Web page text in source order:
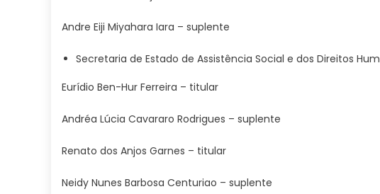
Andre Eiji Miyahara Iara – suplente
Secretaria de Estado de Assistência Social e dos Direitos
Eurídio Ben-Hur Ferreira – titular
Andréa Lúcia Cavararo Rodrigues – suplente
Renato dos Anjos Garnes – titular
Neidy Nunes Barbosa Centuriao – suplente